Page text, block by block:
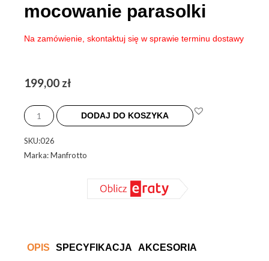
mocowanie parasolki
Na zamówienie, skontaktuj się w sprawie terminu dostawy
199,00 zł
Manfrotto
LITE-
TITE
DODAJ DO KOSZYKA
SKU:026
Marka: Manfrotto
OPIS SPECYFIKACJA
AKCESORIA